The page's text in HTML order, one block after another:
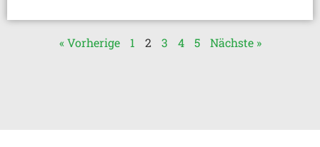
« Vorherige 1 2 3 4 5 Nächste »